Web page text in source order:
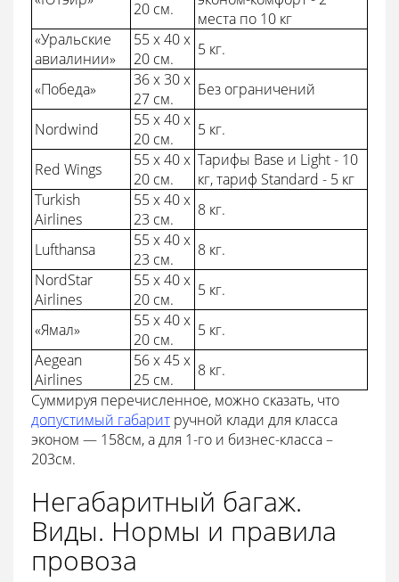
20 см.
места по 10 кг
«Уральские
авиалинии»
55 x 40 x
20 см.
5 кг.
«Победа»
36 x 30 x
27 см.
Без ограничений
Nordwind
55 х 40 х
20 см.
5 кг.
Red Wings
55 x 40 x
20 см.
Тарифы Base и Light - 10
кг, тариф Standard - 5 кг
Turkish
Airlines
55 x 40 x
23 см.
8 кг.
Lufthansa
55 x 40 x
23 см.
8 кг.
NordStar
Airlines
55 х 40 х
20 см.
5 кг.
«Ямал»
55 х 40 х
20 см.
5 кг.
Aegean
Airlines
56 x 45 x
25 см.
8 кг.
Суммируя перечисленное, можно сказать, что
допустимый габарит ручной клади для класса
эконом — 158см, а для 1-го и бизнес-класса –
203см.
Негабаритный багаж.
Виды. Нормы и правила
провоза